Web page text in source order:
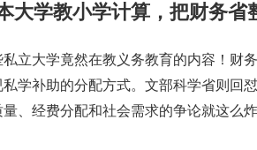
大学教小学计算，把财务省
私立大学竟然在教义务教育的内容！财
私学补助的分配方式。文部科学省则回
量、经费分配和社会需求的争论就这么炸